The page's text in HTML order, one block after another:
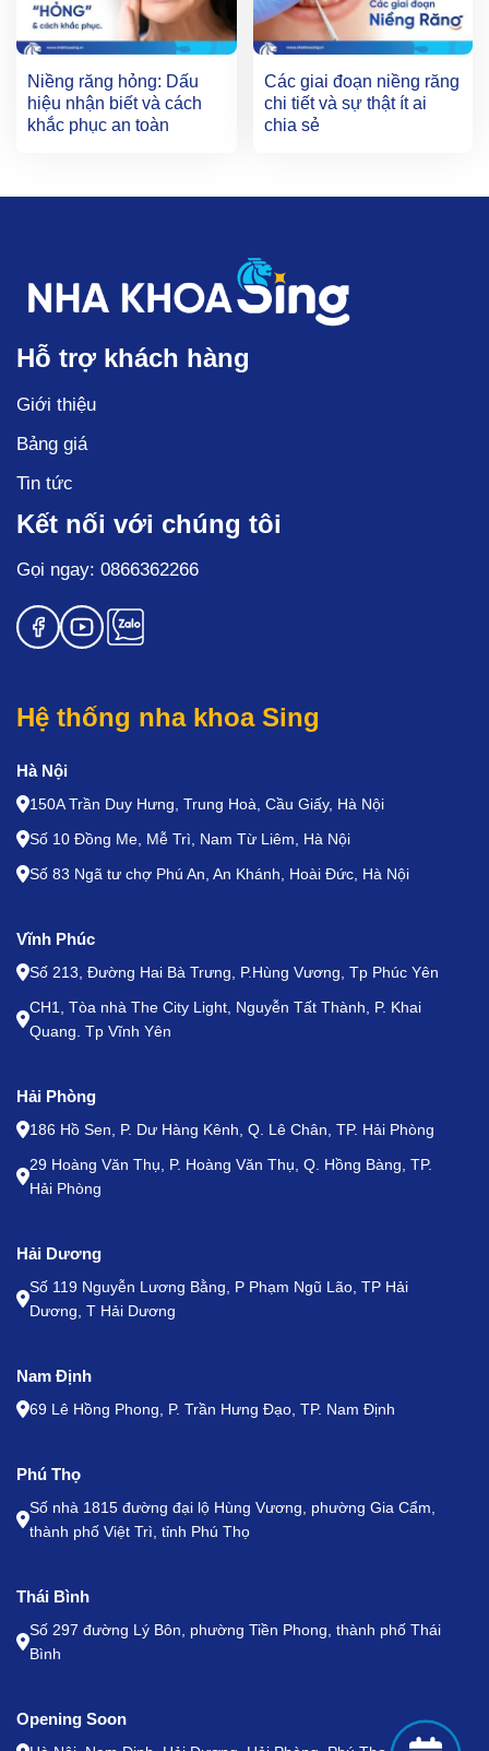
Niềng răng hỏng: Dấu
hiệu nhận biết và cách
khắc phục an toàn
Các giai đoạn niềng răng
chi tiết và sự thật ít ai
chia sẻ
Hỗ trợ khách hàng
Giới thiệu
Bảng giá
Tin tức
Kết nối với chúng tôi
Gọi ngay: 0866362266
Hệ thống nha khoa Sing
Hà Nội
150A Trần Duy Hưng, Trung Hoà, Cầu Giấy, Hà Nội
Số 10 Đồng Me, Mễ Trì, Nam Từ Liêm, Hà Nội
Số 83 Ngã tư chợ Phú An, An Khánh, Hoài Đức, Hà Nội
Vĩnh Phúc
Số 213, Đường Hai Bà Trưng, P.Hùng Vương, Tp Phúc Yên
CH1, Tòa nhà The City Light, Nguyễn Tất Thành, P. Khai
Quang. Tp Vĩnh Yên
Hải Phòng
186 Hồ Sen, P. Dư Hàng Kênh, Q. Lê Chân, TP. Hải Phòng
29 Hoàng Văn Thụ, P. Hoàng Văn Thụ, Q. Hồng Bàng, TP.
Hải Phòng
Hải Dương
Số 119 Nguyễn Lương Bằng, P Phạm Ngũ Lão, TP Hải
Dương, T Hải Dương
Nam Định
69 Lê Hồng Phong, P. Trần Hưng Đạo, TP. Nam Định
Phú Thọ
Số nhà 1815 đường đại lộ Hùng Vương, phường Gia Cẩm,
thành phố Việt Trì, tỉnh Phú Thọ
Thái Bình
Số 297 đường Lý Bôn, phường Tiền Phong, thành phố Thái
Bình
Opening Soon